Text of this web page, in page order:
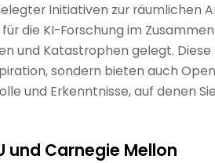
Initiativen zur räumlichen
die KI-Forschung im
und Katastrophen gelegt. Diese
sondern bieten auch
und Erkenntnisse, auf denen
und Carnegie Mellon